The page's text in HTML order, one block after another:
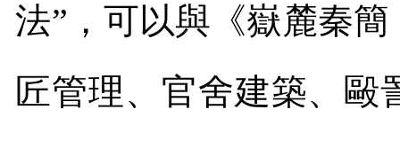
法”，可以與《嶽麓秦
匠管理、官舍建築、毆